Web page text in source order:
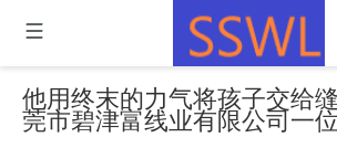
他用终末的力气将孩子交给
莞市碧津富线业有限公司一